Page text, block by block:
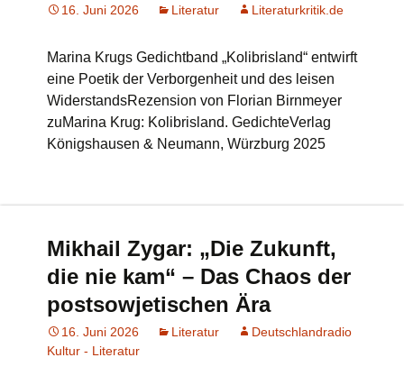
16. Juni 2026 Literatur Literaturkritik.de
Marina Krugs Gedichtband „Kolibrisland“ entwirft
eine Poetik der Verborgenheit und des leisen
WiderstandsRezension von Florian Birnmeyer
zuMarina Krug: Kolibrisland. GedichteVerlag
Königshausen & Neumann, Würzburg 2025
Mikhail Zygar: „Die Zukunft,
die nie kam“ – Das Chaos der
postsowjetischen Ära
16. Juni 2026 Literatur
Deutschlandradio
Kultur - Literatur